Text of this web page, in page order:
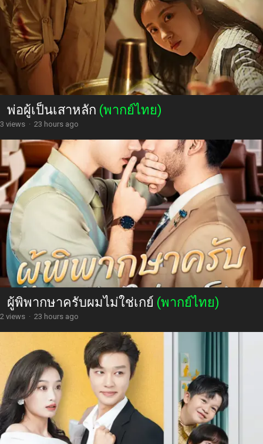
พ่อผู้เป็นเสาหลัก (พากย์ไทย)
3 views · 23 hours ago
ผู้พิพากษาครับผมไม่ใช่เกย์ (พากย์ไทย)
2 views · 23 hours ago